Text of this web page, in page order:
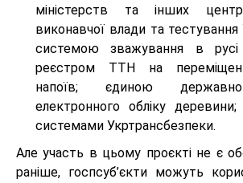
міністерств та інших
виконавчої влади та тестування
системою зважування в
реєстром ТТН на
напоїв; єдиною
електронного обліку деревини;
системами Укртрансбезпеки.
Але участь в цьому проєкті не є
раніше, госпсуб’єкти можуть